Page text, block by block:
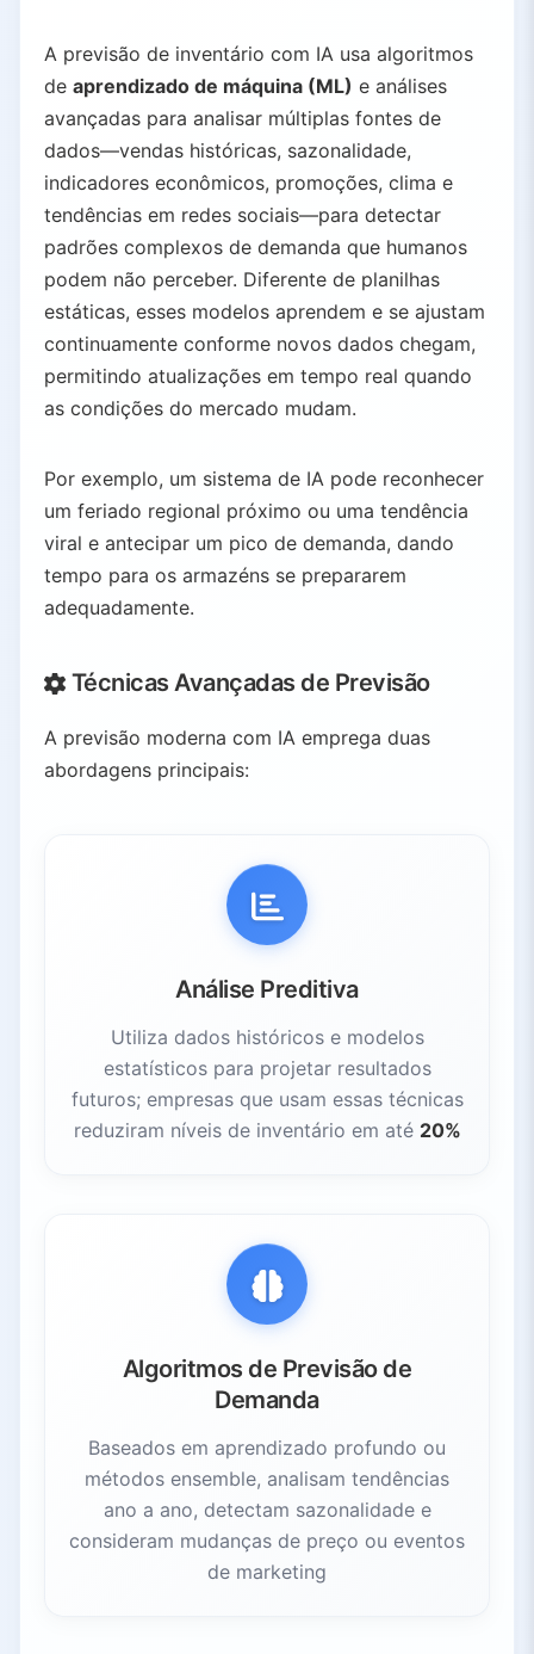
4.2.
Oracle Demand Management Cloud
4.3. Blue Yonder Luminate Planning
4.4.
Microsoft Dynamics 365 Supply Chain Insights
4.5. ToolsGroup SO99+
4.6. Kinaxis RapidResponse
4.7. Prediko for Shopify
4.8. Zoho Inventory
5. Impacto Real e Perspectivas Futuras
Histórias de Sucesso de Empresas Líderes
6. Principais Lições para Operadores de Armazém
6.2. Previsão com IA
A previsão de inventário com IA usa algoritmos
de aprendizado de máquina (ML) e análises
avançadas para analisar múltiplas fontes de
dados—vendas históricas, sazonalidade,
indicadores econômicos, promoções, clima e
tendências em redes sociais—para detectar
padrões complexos de demanda que humanos
podem não perceber. Diferente de planilhas
estáticas, esses modelos aprendem e se ajustam
continuamente conforme novos dados chegam,
permitindo atualizações em tempo real quando
as condições do mercado mudam.
Por exemplo, um sistema de IA pode reconhecer
um feriado regional próximo ou uma tendência
viral e antecipar um pico de demanda, dando
tempo para os armazéns se prepararem
adequadamente.
Técnicas Avançadas de Previsão
A previsão moderna com IA emprega duas
abordagens principais:
Análise Preditiva
Utiliza dados históricos e modelos
estatísticos para projetar resultados
futuros; empresas que usam essas técnicas
reduziram níveis de inventário em até 20%
Algoritmos de Previsão de
Demanda
Baseados em aprendizado profundo ou
métodos ensemble, analisam tendências
ano a ano, detectam sazonalidade e
consideram mudanças de preço ou eventos
de marketing